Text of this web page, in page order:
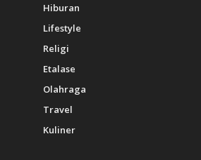
Hiburan
Lifestyle
Religi
Etalase
Olahraga
Travel
Kuliner